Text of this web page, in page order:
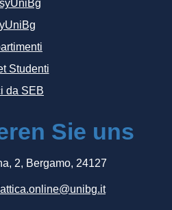
Studenti
da SEB
Sie uns
2, Bergamo, 24127